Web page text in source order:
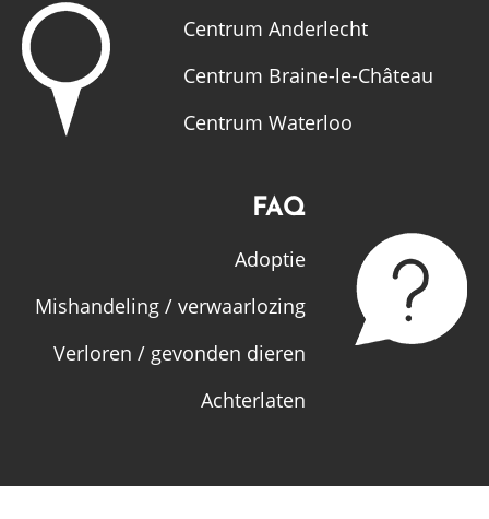
Centrum Anderlecht
Centrum Braine-le-Château
Centrum Waterloo
FAQ
Adoptie
Mishandeling / verwaarlozing
Verloren / gevonden dieren
Achterlaten